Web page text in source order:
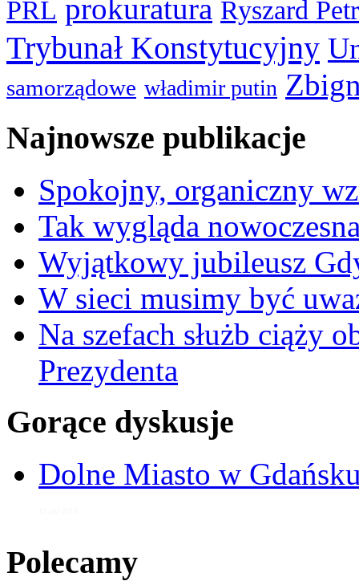
PRL prokuratura Ryszard
Trybunał Konstytucyjny
samorządowe władimir putin
Najnowsze publikacje
Spokojny, organiczny
Tak wygląda
Wyjątkowy jubileusz
W sieci musimy być
Na szefach służb ciąży
Prezydenta
Gorące dyskusje
Dolne Miasto w
Polecamy